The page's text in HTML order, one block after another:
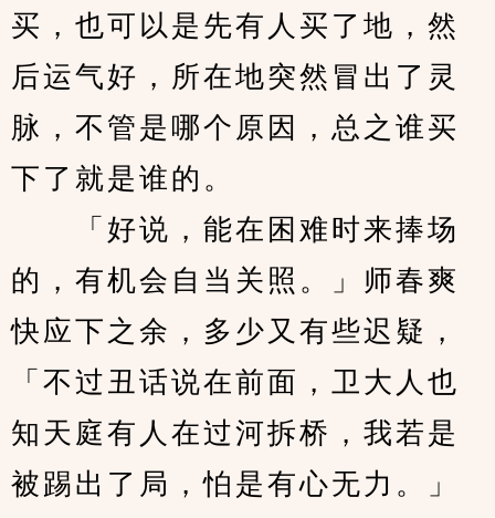
买，也可以是先有人买了地，然
后运气好，所在地突然冒出了灵
脉，不管是哪个原因，总之谁买
下了就是谁的。
「好说，能在困难时来捧场
的，有机会自当关照。」师春爽
快应下之余，多少又有些迟疑，
「不过丑话说在前面，卫大人也
知天庭有人在过河拆桥，我若是
被踢出了局，怕是有心无力。」